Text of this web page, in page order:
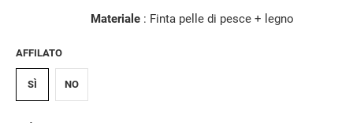
Materiale : Finta pelle di pesce + legno
AFFILATO
SÌ NO